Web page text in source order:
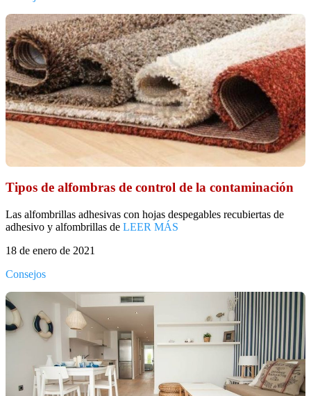
Tipos de alfombras de control de la contaminación
Las alfombrillas adhesivas con hojas despegables recubiertas de
adhesivo y alfombrillas de LEER MÁS
18 de enero de 2021
Consejos